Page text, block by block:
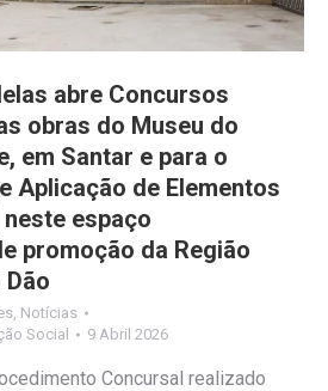
abre Concursos
obras do Museu do
em Santar e para o
Aplicação de Elementos
espaço
promoção da Região
Notícias
Social 9 Abril 2026
Concursal realizado